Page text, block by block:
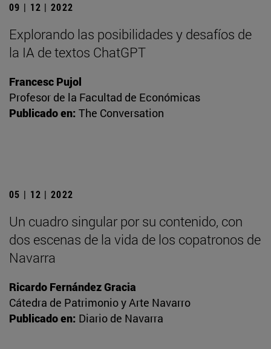
09 | 12 | 2022
Explorando las posibilidades y desafíos de
la IA de textos ChatGPT
Francesc Pujol
Profesor de la Facultad de Económicas
Publicado en: The Conversation
05 | 12 | 2022
Un cuadro singular por su contenido, con
dos escenas de la vida de los copatronos de
Navarra
Ricardo Fernández Gracia
Cátedra de Patrimonio y Arte Navarro
Publicado en: Diario de Navarra